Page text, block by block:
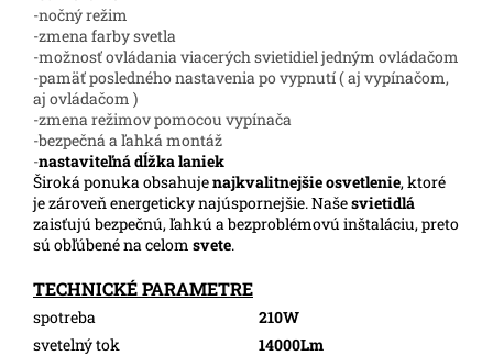
-nočný režim
-zmena farby svetla
-možnosť ovládania viacerých svietidiel jedným ovládačom
-pamäť posledného nastavenia po vypnutí ( aj vypínačom,
aj ovládačom )
-zmena režimov pomocou vypínača
-bezpečná a ľahká montáž
-nastaviteľná dĺžka laniek
Široká ponuka obsahujenajkvalitnejšie osvetlenie, ktoré
je zároveň energeticky najúspornejšie. Našesvietidlá
zaisťujú bezpečnú, ľahkú a bezproblémovú inštaláciu, preto
sú obľúbené na celom svete.
TECHNICKÉ PARAMETRE
spotreba
210W
svetelný tok
14000Lm